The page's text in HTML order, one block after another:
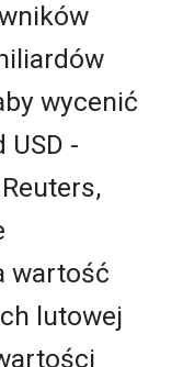
wycenić
USD -
wartość
lutowej